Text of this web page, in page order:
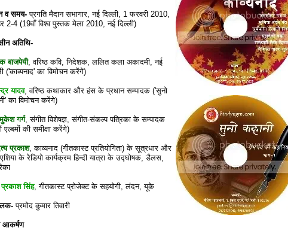
व समय- प्रगति मैदान सभागार, नई दिल्ली, 1 फरवरी 2010,
2-4 (19वाँ विश्व पुस्तक मेला 2010, नई दिल्ली)
अतिथि-
बाजपेयी, वरिष्ठ कवि, निदेशक, ललित कला अकादमी, नई
('काव्यनाद' का विमोचन करेंगे)
यादव, वरिष्ठ कथाकार और हंस के प्रधान सम्पादक ('सुनो
का विमोचन करेंगे)
गर्ग, संगीत विशेषज्ञ, संगीत-संकल्प पत्रिका के सम्पादक
एल्बमों की समीक्षा करेंगे)
प्रकाश, काव्यनाद (गीतकास्ट प्रतियोगिता) के सूत्रधार और
के रेडियो कार्यक्रम हिन्दी यात्रा के उद्‍घोषक, डैलस,
प्रकाश सिंह, गीतकास्ट प्रोजेक्ट के सहयोगी, लंदन, यूके
प्रमोद कुमार तिवारी
आकर्षण